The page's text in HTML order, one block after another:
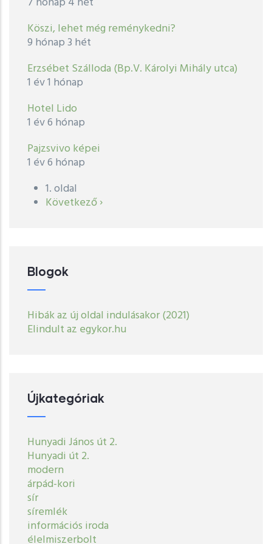
Köszi, lehet még reménykedni?
9 hónap 3 hét
Erzsébet Szálloda (Bp.V. Károlyi Mihály utca)
1 év 1 hónap
Hotel Lido
1 év 6 hónap
Pajzsvivo képei
1 év 6 hónap
Oldalszámozás
1. oldal
Következő
Következő ›
Blogok
Hibák az új oldal indulásakor (2021)
Elindult az egykor.hu
Újkategóriak
Hunyadi János út 2.
Hunyadi út 2.
modern
árpád-kori
sír
síremlék
információs iroda
élelmiszerbolt